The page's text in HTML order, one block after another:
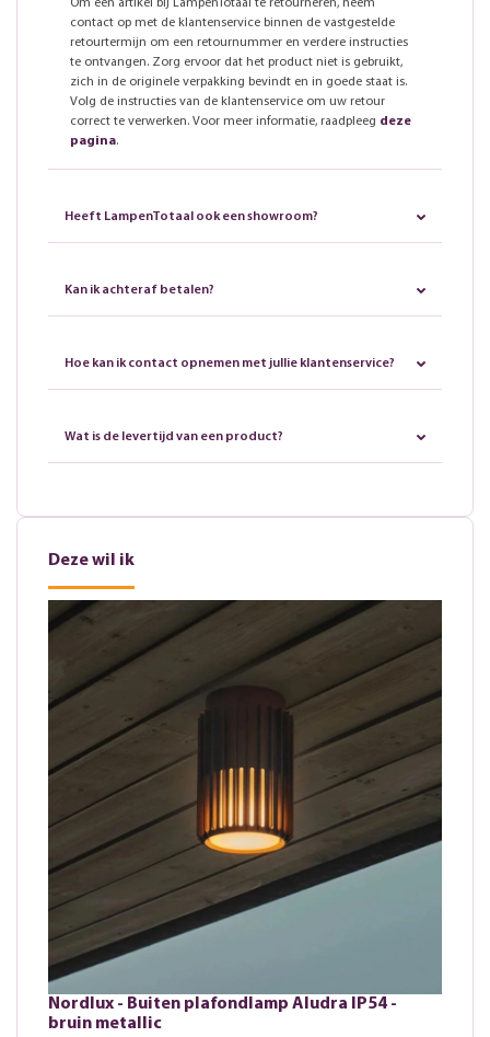
Om een artikel bij LampenTotaal te retourneren, neem
contact op met de klantenservice binnen de vastgestelde
retourtermijn om een retournummer en verdere instructies
te ontvangen. Zorg ervoor dat het product niet is gebruikt,
zich in de originele verpakking bevindt en in goede staat is.
Volg de instructies van de klantenservice om uw retour
correct te verwerken. Voor meer informatie, raadpleeg deze
pagina.
Heeft LampenTotaal ook een showroom?
Kan ik achteraf betalen?
Hoe kan ik contact opnemen met jullie klantenservice?
Wat is de levertijd van een product?
Deze wil ik
Nordlux - Buiten plafondlamp Aludra IP54 -
bruin metallic